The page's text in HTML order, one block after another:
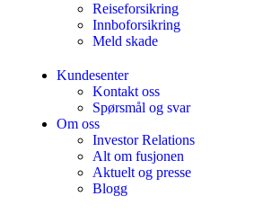
Reiseforsikring
Innboforsikring
Meld skade
Kundesenter
Kontakt oss
Spørsmål og svar
Om oss
Investor Relations
Alt om fusjonen
Aktuelt og presse
Blogg